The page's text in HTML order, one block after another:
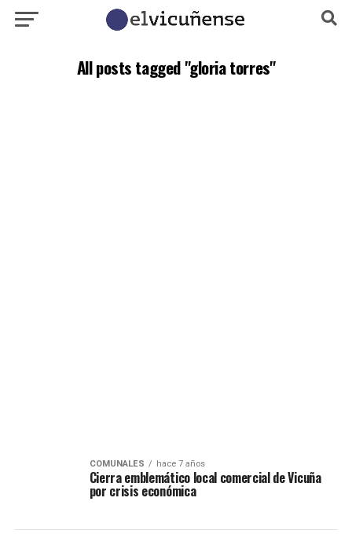
All posts tagged "gloria torres"
COMUNALES hace 7 años
Cierra emblemático local comercial de Vicuña
por crisis económica